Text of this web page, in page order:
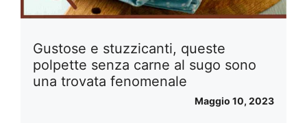
Gustose e stuzzicanti, queste
polpette senza carne al sugo sono
una trovata fenomenale
Maggio 10, 2023